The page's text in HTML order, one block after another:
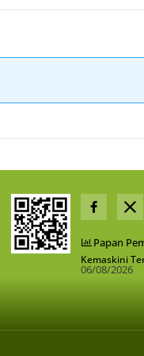
Papan
Kemaskini
06/08/2026